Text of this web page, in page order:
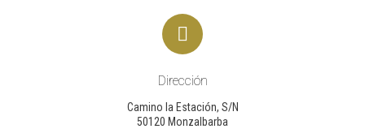
Dirección
Camino la Estación, S/N
50120 Monzalbarba